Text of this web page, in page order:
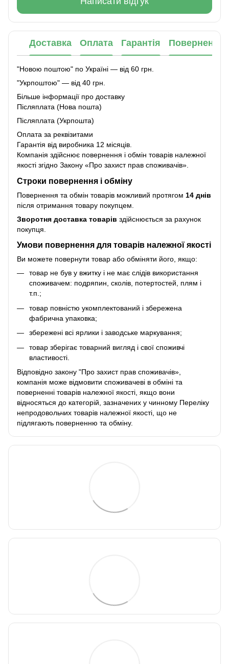
Доставка Оплата Гарантія Повернення
"Новою поштою" по Україні — від 60 грн.
"Укрпоштою" — від 40 грн.
Більше інформації про доставку
Післяплата (Нова пошта)
Післяплата (Укрпошта)
Оплата за реквізитами
Гарантія від виробника 12 місяців.
Компанія здійснює повернення і обмін товарів належної
якості згідно Закону «Про захист прав споживачів»
Строки повернення і обміну
Повернення та обмін товарів можливий протягом 14 днів
після отримання товару покупцем.
Зворотня доставка товарів здійснюється за рахунок
покупця.
Умови повернення для товарів належної якості
Ви можете повернути товар або обміняти його, якщо:
товар не був у вжитку і не має слідів використання
споживачем: подряпин, сколів, потертостей, плям і
т.п.;
товар повністю укомплектований і збережена
фабрична упаковка;
збережені всі ярлики і заводське маркування;
товар зберігає товарний вигляд і свої споживчі
властивості.
Відповідно закону "Про захист прав споживачів»
компанія може відмовити споживачеві в обміні та
поверненні товарів належної якості, якщо вони
відносяться до категорій, зазначених у чинному Переліку
непродовольчих товарів належної якості, що не
підлягають поверненню та обміну.